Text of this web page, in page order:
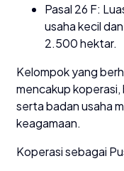
Pasal 26 F:
usaha kecil
2.500 hektar.
Kelompok yang
mencakup koperasi,
serta badan usaha
keagamaan.
Koperasi sebagai